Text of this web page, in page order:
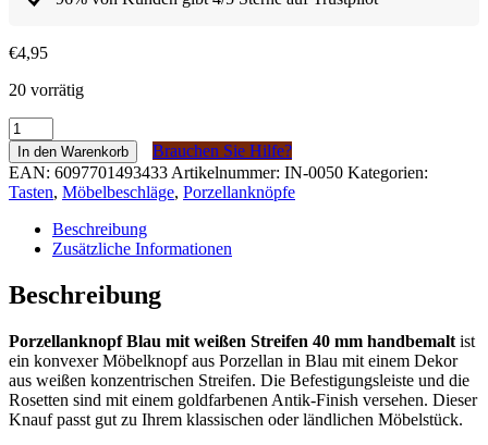
€4,95
20 vorrätig
Porseleinen
Knop
Blauw
met
witte
strepen
40mm
handgeschilderd
Menge
In den Warenkorb
Brauchen Sie Hilfe?
EAN: 6097701493433 Artikelnummer: IN-0050 Kategorien:
Tasten, Möbelbeschläge, Porzellanknöpfe
Beschreibung
Zusätzliche Informationen
Beschreibung
Porzellanknopf Blau mit weißen Streifen 40 mm handbemalt ist
ein konvexer Möbelknopf aus Porzellan in Blau mit einem Dekor
aus weißen konzentrischen Streifen. Die Befestigungsleiste und die
Rosetten sind mit einem goldfarbenen Antik-Finish versehen. Dieser
Knauf passt gut zu Ihrem klassischen oder ländlichen Möbelstück.